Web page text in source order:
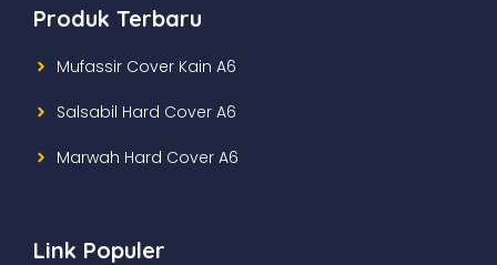
Produk Terbaru
Mufassir Cover Kain A6
Salsabil Hard Cover A6
Marwah Hard Cover A6
Link Populer